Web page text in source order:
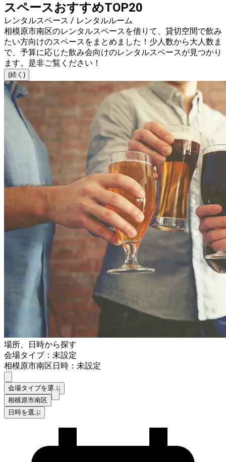
スペースおすすめTOP20
レンタルスペース / レンタルルーム
相模原市南区のレンタルスペースを借りて、貸切空間で飲み
たい方向けのスペースをまとめました！少人数から大人数ま
で、予算に応じた飲み会向けのレンタルスペースが見つかり
ます。是非ご覧ください！
(続く)
場所、日時から探す
会場タイプ：未設定
相模原市南区日時：未設定
会場タイプを選ぶ
相模原市南区
日時を選ぶ